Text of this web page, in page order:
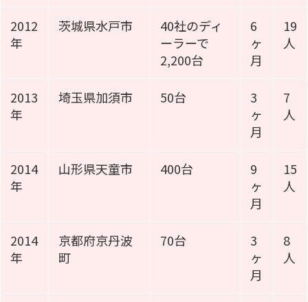
2012
年
茨城県水戸市
40社のディ
ーラーで
2,200台
6
ヶ
月
19
人
2013
年
埼玉県加須市 50台
3
ヶ
月
7
人
2014
年
山形県天童市 400台
9
ヶ
月
15
人
2014
年
京都府京丹波
町
70台
3
ヶ
月
8
人